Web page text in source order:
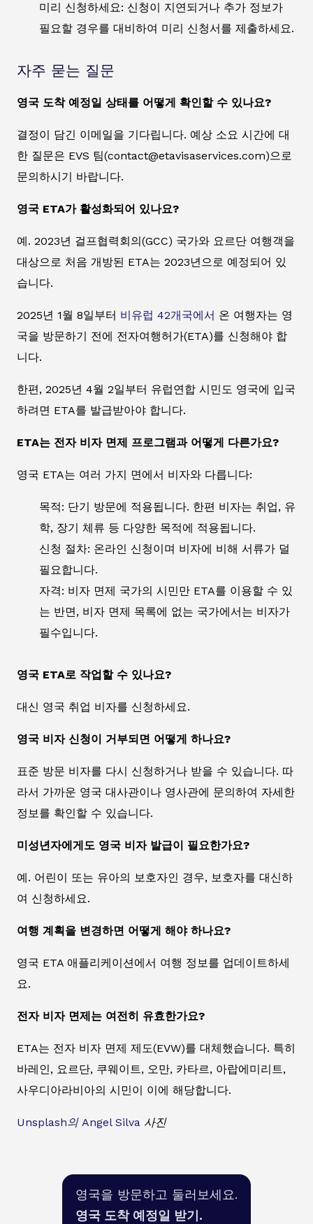
미리 신청하세요: 신청이 지연되거나 추가 정보가
필요할 경우를 대비하여 미리 신청서를 제출하세요.
자주 묻는 질문
영국 도착 예정일 상태를 어떻게 확인할 수 있나요?
결정이 담긴 이메일을 기다립니다. 예상 소요 시간에 대
한 질문은 EVS 팀(contact@etavisaservices.com)으로
문의하시기 바랍니다.
영국 ETA가 활성화되어 있나요?
예. 2023년 걸프협력회의(GCC) 국가와 요르단 여행객을
대상으로 처음 개방된 ETA는 2023년으로 예정되어 있
습니다.
2025년 1월 8일부터 비유럽 42개국에서 온 여행자는 영
국을 방문하기 전에 전자여행허가(ETA)를 신청해야 합
니다.
한편, 2025년 4월 2일부터 유럽연합 시민도 영국에 입국
하려면 ETA를 발급받아야 합니다.
ETA는 전자 비자 면제 프로그램과 어떻게 다른가요?
영국 ETA는 여러 가지 면에서 비자와 다릅니다:
목적: 단기 방문에 적용됩니다. 한편 비자는 취업, 유
학, 장기 체류 등 다양한 목적에 적용됩니다.
신청 절차: 온라인 신청이며 비자에 비해 서류가 덜
필요합니다.
자격: 비자 면제 국가의 시민만 ETA를 이용할 수 있
는 반면, 비자 면제 목록에 없는 국가에서는 비자가
필수입니다.
영국 ETA로 작업할 수 있나요?
대신 영국 취업 비자를 신청하세요.
영국 비자 신청이 거부되면 어떻게 하나요?
표준 방문 비자를 다시 신청하거나 받을 수 있습니다. 따
라서 가까운 영국 대사관이나 영사관에 문의하여 자세한
정보를 확인할 수 있습니다.
미성년자에게도 영국 비자 발급이 필요한가요?
예. 어린이 또는 유아의 보호자인 경우, 보호자를 대신하
여 신청하세요.
여행 계획을 변경하면 어떻게 해야 하나요?
영국 ETA 애플리케이션에서 여행 정보를 업데이트하세
요.
전자 비자 면제는 여전히 유효한가요?
ETA는 전자 비자 면제 제도(EVW)를 대체했습니다. 특히
바레인, 요르단, 쿠웨이트, 오만, 카타르, 아랍에미리트,
사우디아라비아의 시민이 이에 해당합니다.
Unsplash의 Angel Silva 사진
영국을 방문하고 둘러보세요.
영국 도착 예정일 받기.